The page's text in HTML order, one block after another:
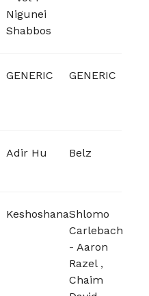
Nigunei
Shabbos
GENERIC GENERIC
Adir Hu Belz
KeshoshanaShlomo
Carlebach
- Aaron
Razel,
Chaim